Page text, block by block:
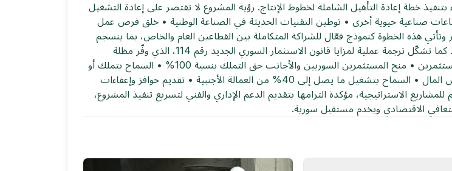
بتنفيذ خطة إعادة التأهيل الشاملة لخطوط الإنتاج. رؤية المشروع لا تقتصر على إعادة التشغيل
صناعية حيوية أخرى • توطين التقنيات الحديثة في الصناعة الوطنية • خلق فرص عمل
وتأتي هذه الخطوة كنموذج فعّال للشراكة المتكاملة بين القطاعين العام والخاص، بما ينسجم
مع توجهات الحكومة السورية لإعادة تنشيط الدور الريادي للقطاع الصناعي. كما تشكّل ترجمة عملية لمزايا قانون الاستثمار السوري الجديد رقم 114، الذي وفّر مظلة
تشريعية متقدمة وعزّز بيئة الاستثمار من خلال: • حماية كاملة لحقوق المستثمرين • منح المستثمرين السوريين والأجانب حق التملك بنسبة 100% • السماح بتملك أو
استئجار الأراضي اللازمة للمشاريع بمرونة عالية • حرية تحويل الأرباح ورأس المال • السماح بتشغيل ما يصل إلى 40% من العمالة الأجنبية • تقديم حوافز وإعفاءات
الاستراتيجية، مؤكدة التزامها بتقديم الدعم الإداري والفني لتسريع تنفيذ المشروع،
الاقتصادي ويخدم مستقبل سورية.